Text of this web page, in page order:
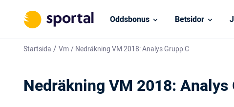
Oddsbonus Betsidor
Startsida / Vm/Nedräkning VM 2018: Analys Grupp C
Nedräkning VM 2018: Analys